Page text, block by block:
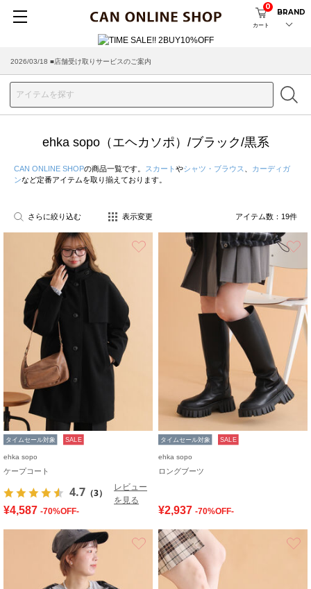
カート
0
BRAND
2026/08/04 ■8/13(木)AM2:00～サイトメンテナンス実施のお知らせ
2026/03/18 ■店舗受け取りサービスのご案内
ehka sopo（エヘカソポ）/ブラック/黒系
CAN ONLINE SHOPの商品一覧です。 スカート やシャツ・ブラウス
カーディガ
ンなど定番アイテムを取り揃えております。
さらに絞り込む 表示変更 アイテム数： 19件
お気に入り
タイムセール対象 SALE
ehka sopo
ケープコート
4.7 （3）
レビュー
を見る
¥4,587 -70%OFF-
タイムセール対象 SALE
ehka sopo
ロングブーツ
¥2,937 -70%OFF-
お気に入り